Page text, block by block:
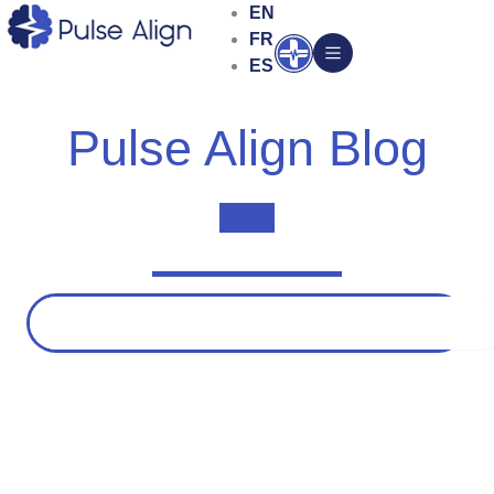
Aller
au
EN
FR
ES
Ouvrir
Pulse Align Blog
Rechercher